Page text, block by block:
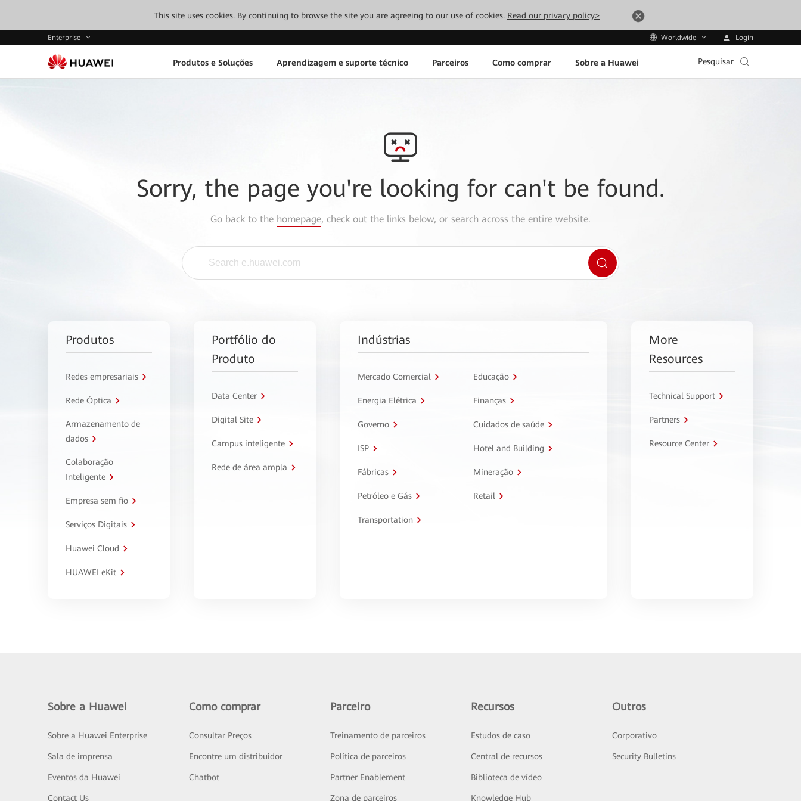
This site uses cookies. By continuing to browse the site you are agreeing to our use of cookies. Read our privacy policy>
Enterprise Worldwide Login
Produtos e Soluções Aprendizagem e suporte técnico Parceiros Como comprar Sobre a Huawei Pesquisar
Sorry, the page you're looking for can't be found.
Go back to the homepage, check out the links below, or search across the entire website.
Produtos
Redes empresariais
Rede Óptica
Armazenamento de
dados
Colaboração
Inteligente
Empresa sem fio
Serviços Digitais
Huawei Cloud
HUAWEI eKit
Portfólio do
Produto
Data Center
Digital Site
Campus inteligente
Rede de área ampla
Indústrias
Mercado Comercial Educação
Energia Elétrica Finanças
Governo Cuidados de saúde
ISP Hotel and Building
Fábricas Mineração
Petróleo e Gás Retail
Transportation
More
Resources
Technical Support
Partners
Resource Center
Sobre a Huawei
Sobre a Huawei Enterprise
Sala de imprensa
Eventos da Huawei
Contact Us
Como comprar
Consultar Preços
Encontre um distribuidor
Chatbot
Parceiro
Treinamento de parceiros
Política de parceiros
Partner Enablement
Zona de parceiros
Recursos
Estudos de caso
Central de recursos
Biblioteca de vídeo
Knowledge Hub
Outros
Corporativo
Security Bulletins